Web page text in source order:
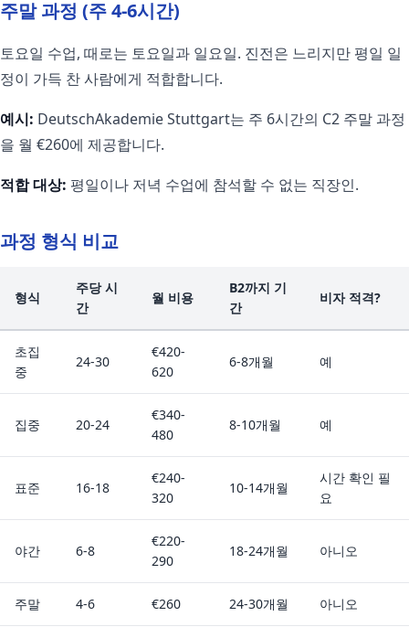
주말 과정 (주 4-6시간)
토요일 수업, 때로는 토요일과 일요일. 진전은 느리지만 평일 일
정이 가득 찬 사람에게 적합합니다.
예시: DeutschAkademie Stuttgart는 주 6시간의 C2 주말 과정
을 월 €260에 제공합니다.
적합 대상: 평일이나 저녁 수업에 참석할 수 없는 직장인.
과정 형식 비교
형식
주당 시
간
월 비용
B2까지 기
간
비자 적격?
초집
중
24-30
€420-
620
6-8개월 예
집중 20-24
€340-
480
8-10개월 예
표준 16-18
€240-
320
10-14개월
시간 확인 필
요
야간 6-8
€220-
290
18-24개월 아니오
주말 4-6 €260 24-30개월 아니오